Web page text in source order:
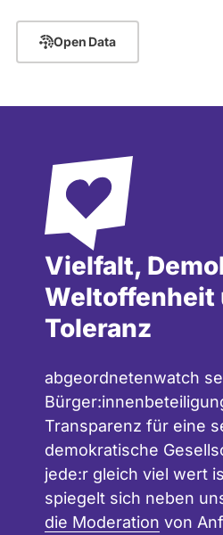
Open Data
Vielfalt,
Weltoffenheit
Toleranz
abgeordnetenwatch
Transparenz für eine
demokratische
jede:r gleich viel wert
spiegelt sich neben
die Moderation von